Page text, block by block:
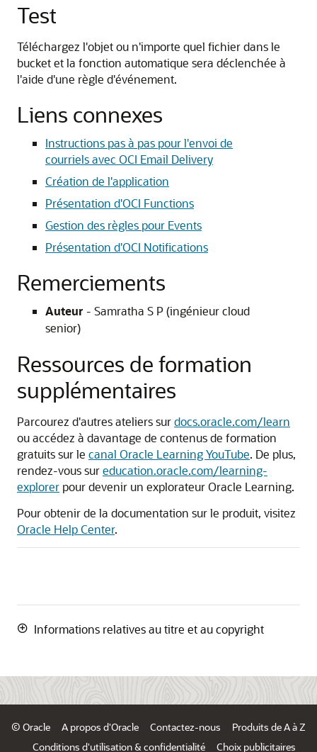
Test
Téléchargez l'objet ou n'importe quel fichier dans le
bucket et la fonction automatique sera déclenchée à
l'aide d'une règle d'événement.
Liens connexes
Instructions pas à pas pour l'envoi de
courriels avec OCI Email Delivery
Création de l'application
Présentation d'OCI Functions
Gestion des règles pour Events
Présentation d'OCI Notifications
Remerciements
Auteur - Samratha S P (ingénieur cloud
senior)
Ressources de formation
supplémentaires
Parcourez d'autres ateliers surdocs.oracle.com/learn
ou accédez à davantage de contenus de formation
gratuits sur le canal Oracle Learning YouTube. De plus,
rendez-vous sureducation.oracle.com/learning-
explorer pour devenir un explorateur Oracle Learning.
Pour obtenir de la documentation sur le produit, visitez
Oracle Help Center.
Informations relatives au titre et au copyright
© Oracle A propos d'Oracle Contactez-nous
Produits de A à Z
Conditions d'utilisation & confidentialité
Choix publicitaires